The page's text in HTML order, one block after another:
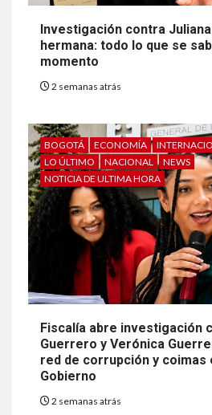
Investigación contra
hermana: todo lo que se
momento
2 semanas atrás
BOGOTÁ ECONOMÍA
LO ÚLTIMO
NACIONAL
NEWS
NOTICIA DE ULTIMA HORA
Fiscalía abre investigación
Guerrero y Verónica
red de corrupción y
Gobierno
2 semanas atrás